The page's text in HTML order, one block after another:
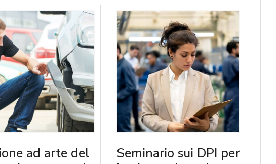
ad arte del
Seminario sui DPI per